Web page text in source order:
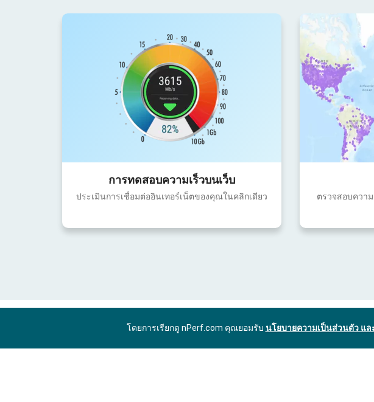
การทดสอบความเร็วบนเว็บ
ประเมินการเชื่อมต่ออินเทอร์เน็ตของคุณในคลิกเดียว ตรวจสอบควา
โดยการเรียกดู nPerf.com คุณยอมรับ นโยบายความเป็นส่วนตัว แล